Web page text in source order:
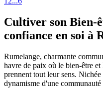
Cultiver son Bien-
confiance en soi à
Rumelange, charmante
havre de paix où le bien-être
prennent tout leur sens.
dynamisme d'une